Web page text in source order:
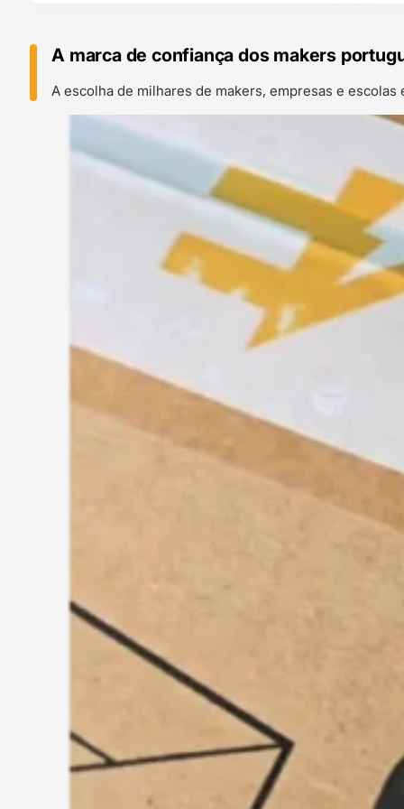
A marca de confiança dos makers
A escolha de milhares de makers, empresas e escolas